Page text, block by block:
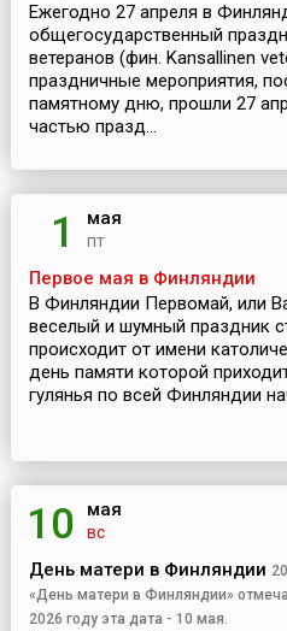
Ежегодно 27 апреля в
общегосударственный
ветеранов (фин. Kansallinen
праздничные мероприятия,
памятному дню, прошли 27
частью празд...
1 мая
пт
Первое мая в Финляндии
В Финляндии Первомай, или
веселый и шумный праздник
происходит от имени
день памяти которой
гулянья по всей Финляндии
10 мая
вс
День матери в Финляндии
«День матери в Финляндии»
2026 году эта дата - 10 мая.